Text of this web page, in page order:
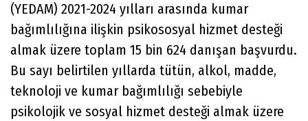
(YEDAM) 2021-2024 yılları arasında kumar
bağımlılığına ilişkin psikososyal hizmet desteği
almak üzere toplam 15 bin 624 danışan başvurdu.
Bu sayı belirtilen yıllarda tütün, alkol, madde,
teknoloji ve kumar bağımlılığı sebebiyle
psikolojik ve sosyal hizmet desteği almak üzere